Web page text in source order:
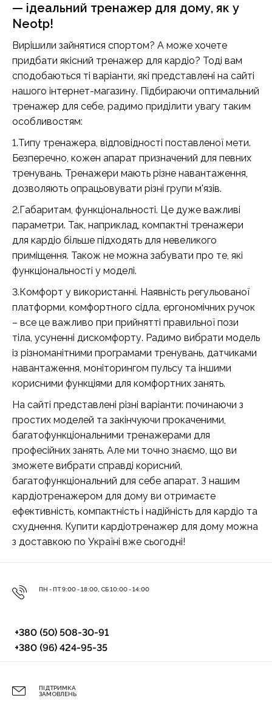
— ідеальний тренажер для дому, як у
Neotp!
Вирішили зайнятися спортом? А може хочете
придбати якісний тренажер для кардіо? Тоді вам
сподобаються ті варіанти, які представлені на сайті
нашого інтернет-магазину. Підбираючи оптимальний
тренажер для себе, радимо приділити увагу таким
особливостям:
1.Типу тренажера, відповідності поставленої мети.
Безперечно, кожен апарат призначений для певних
тренувань. Тренажери мають різне навантаження,
дозволяють опрацьовувати різні групи м'язів.
2.Габаритам, функціональності. Це дуже важливі
параметри. Так, наприклад, компактні тренажери
для кардіо більше підходять для невеликого
приміщення. Також не можна забувати про те, які
функціональності у моделі.
3.Комфорт у використанні. Наявність регульованої
платформи, комфортного сідла, ергономічних ручок
– все це важливо при прийнятті правильної пози
тіла, усуненні дискомфорту. Радимо вибрати модель
із різноманітними програмами тренувань, датчиками
навантаження, моніторингом пульсу та іншими
корисними функціями для комфортних занять.
На сайті представлені різні варіанти: починаючи з
простих моделей та закінчуючи прокаченими,
багатофункціональними тренажерами для
професійних занять. Але ми точно знаємо, що ви
зможете вибрати справді корисний,
багатофункціональний для себе апарат. З нашим
кардіотренажером для дому ви отримаєте
ефективність, компактність і надійність для кардіо та
схуднення. Купити кардіотренажер для дому можна
з доставкою по Україні вже сьогодні!
ПН - ПТ 9:00 - 18:00, СБ 10:00 - 14:00
+380 (50) 508-30-91
+380 (96) 424-95-35
ПІДТРИМКА
ЗАМОВЛЕНЬ